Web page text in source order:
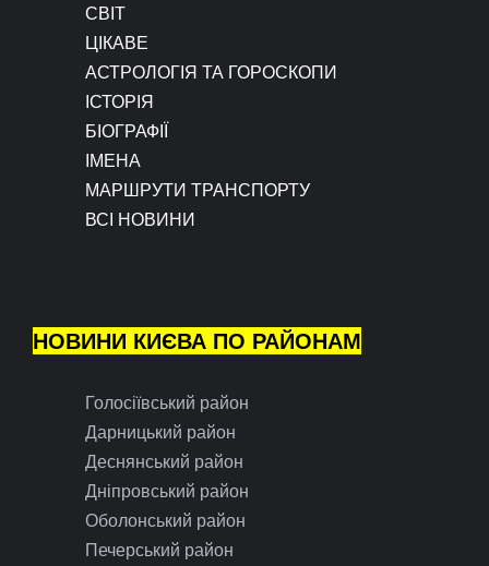
СВІТ
ЦІКАВЕ
АСТРОЛОГІЯ ТА ГОРОСКОПИ
ІСТОРІЯ
БІОГРАФІЇ
ІМЕНА
МАРШРУТИ ТРАНСПОРТУ
ВСІ НОВИНИ
НОВИНИ КИЄВА ПО РАЙОНАМ
Голосіївський район
Дарницький район
Деснянський район
Дніпровський район
Оболонський район
Печерський район